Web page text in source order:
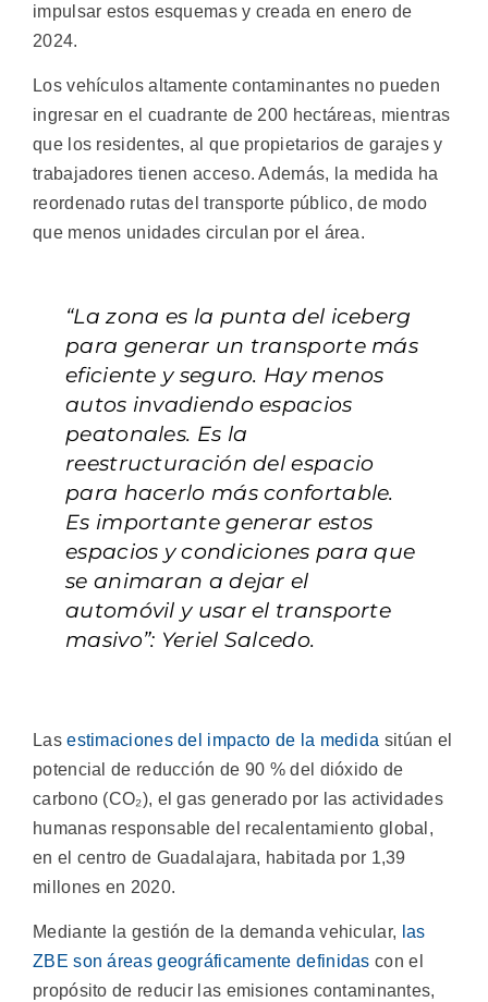
impulsar estos esquemas y creada en enero de
2024.
Los vehículos altamente contaminantes no pueden
ingresar en el cuadrante de 200 hectáreas, mientras
que los residentes, al que propietarios de garajes y
trabajadores tienen acceso. Además, la medida ha
reordenado rutas del transporte público, de modo
que menos unidades circulan por el área.
“La zona es la punta del iceberg
para generar un transporte más
eficiente y seguro. Hay menos
autos invadiendo espacios
peatonales. Es la
reestructuración del espacio
para hacerlo más confortable.
Es importante generar estos
espacios y condiciones para que
se animaran a dejar el
automóvil y usar el transporte
masivo”: Yeriel Salcedo.
Lasestimaciones del impacto de la medida sitúan el
potencial de reducción de 90 % del dióxido de
carbono (CO₂), el gas generado por las actividades
humanas responsable del recalentamiento global,
en el centro de Guadalajara, habitada por 1,39
millones en 2020.
Mediante la gestión de la demanda vehicular, las
ZBE son áreas geográficamente definidas con el
propósito de reducir las emisiones contaminantes,